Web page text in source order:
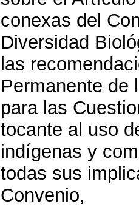
conexas del
Diversidad
las
Permanente de
para las
tocante al uso
indígenas y
todas sus
Convenio,